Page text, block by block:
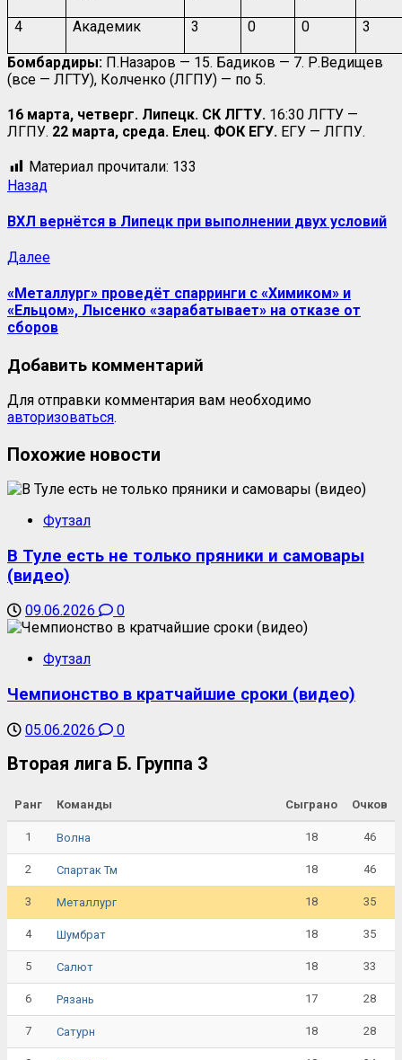
4 Академик 3 0 0 3
Бомбардиры: П.Назаров — 15. Бадиков — 7. Р.Ведищев
(все — ЛГТУ), Колченко (ЛГПУ) — по 5.
16 марта, четверг. Липецк. СК ЛГТУ. 16:30 ЛГТУ —
ЛГПУ. 22 марта, среда. Елец. ФОК ЕГУ. ЕГУ — ЛГПУ.
Материал прочитали: 133
Назад
ВХЛ вернётся в Липецк при выполнении двух условий
Далее
«Металлург» проведёт спарринги с «Химиком» и
«Ельцом», Лысенко «зарабатывает» на отказе от
сборов
Добавить комментарий
Для отправки комментария вам необходимо
авторизоваться.
Похожие новости
Футзал
В Туле есть не только пряники и самовары
(видео)
09.06.2026 0
Футзал
Чемпионство в кратчайшие сроки (видео)
05.06.2026 0
Вторая лига Б. Группа 3
Ранг Команды Сыграно Очков
1 Волна 18 46
2 Спартак Тм 18 46
3 Металлург 18 35
4 Шумбрат 18 35
5 Салют 18 33
6 Рязань 17 28
7 Сатурн 18 28